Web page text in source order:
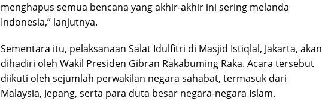
menghapus semua bencana yang akhir-akhir ini sering melanda
Indonesia,” lanjutnya.
Sementara itu, pelaksanaan Salat Idulfitri di Masjid Istiqlal, Jakarta, akan
dihadiri oleh Wakil Presiden Gibran Rakabuming Raka. Acara tersebut
diikuti oleh sejumlah perwakilan negara sahabat, termasuk dari
Malaysia, Jepang, serta para duta besar negara-negara Islam.